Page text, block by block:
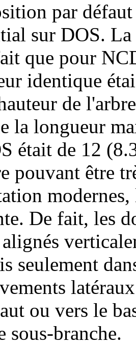
par
sur DOS. La
que pour
identique
de
la longueur
était de 12
pouvant être
De fait, les
seulement
ou vers le
sous-branche.